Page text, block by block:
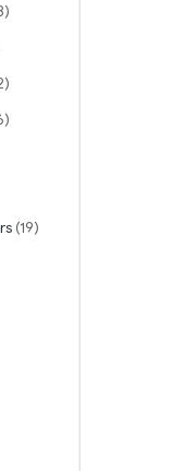
(19)